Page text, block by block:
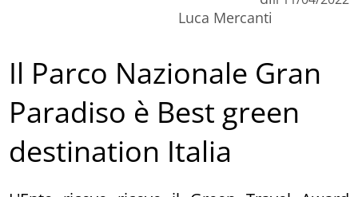
Luca Mercanti
Il Parco Nazionale Gran
Paradiso è Best green
destination Italia